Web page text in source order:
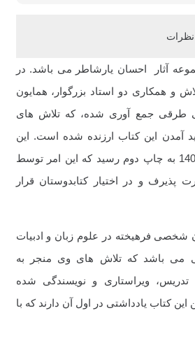
نظرات
آثار احسان یارشاطر می باشد. در
و همکاری دو استاد بزرگوار، همایون
طرقی جمع آوری شده، که تلاش های
آمدن این کتاب ارزنده شده است. این
مجموعه آثار در سال 1401 به چاپ دوم رسید که این امر توسط
پذیرف و در اختیار کتابدوستان قرار
شخصی فرهیخته در علوم زبان و ادبیات
می باشد که تلاش های وی منجر به
ویراستاری و نویسندگی شده
کتاب یادداشتی در اول آن دارند که با